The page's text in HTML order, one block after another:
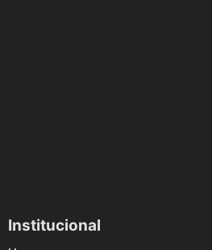
Institucional